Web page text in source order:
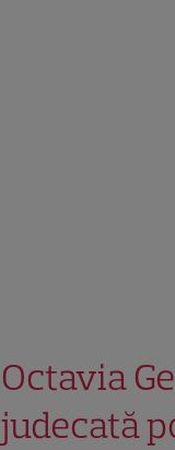
Octavia
judecată